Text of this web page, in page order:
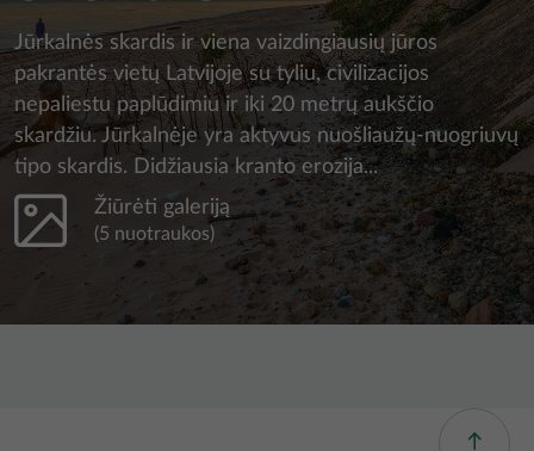
Jūrkalnės skardis ir viena vaizdingiausių jūros
pakrantės vietų Latvijoje su tyliu, civilizacijos
nepaliestu paplūdimiu ir iki 20 metrų aukščio
skardžiu. Jūrkalnėje yra aktyvus nuošliaužų-nuogriuvų
tipo skardis. Didžiausia kranto erozija...
Žiūrėti galeriją
(5 nuotraukos)